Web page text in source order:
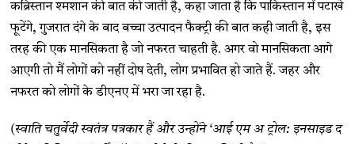
कब्रिस्तान श्मशान की बात की जाती है, कहा जाता है कि पाकिस्तान में पटाखे
फूटेंगे, गुजरात दंगे के बाद बच्चा उत्पादन फैक्ट्री की बात कही जाती है, इस
तरह की एक मानसिकता है जो नफरत चाहती है. अगर वो मानसिकता आगे
आएगी तो मैं लोगों को नहीं दोष देती, लोग प्रभावित हो जाते हैं. जहर और
नफरत को लोगों के डीएनए में भरा जा रहा है.
(स्वाति चतुर्वेदी स्वतंत्र पत्रकार हैं और उन्होंने ‘आई एम अ ट्रोल: इनसाइड द